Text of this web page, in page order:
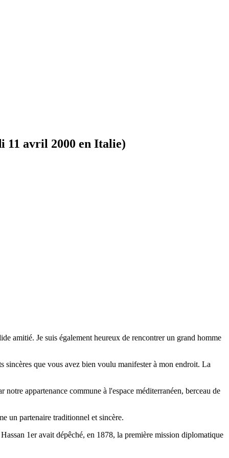
11 avril 2000 en Italie)
amitié. Je suis également heureux de rencontrer un grand homme
sincères que vous avez bien voulu manifester à mon endroit. La
appartenance commune à l'espace méditerranéen, berceau de
un partenaire traditionnel et sincère.
1er avait dépêché, en 1878, la première mission diplomatique